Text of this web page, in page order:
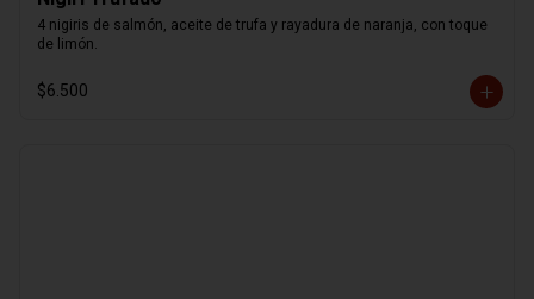
4 nigiris de salmón, aceite de trufa y rayadura de naranja, con toque
de limón.
$6.500